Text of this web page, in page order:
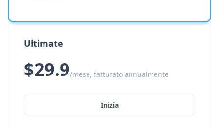
Ultimate
$29.9/mese, fatturato annualmente
Inizia